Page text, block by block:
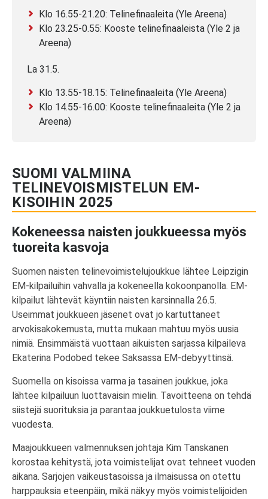
Klo 16.55-21.20: Telinefinaaleita (Yle Areena)
Klo 23.25-0.55: Kooste telinefinaaleista (Yle 2 ja
Areena)
La 31.5.
Klo 13.55-18.15: Telinefinaaleita (Yle Areena)
Klo 14.55-16.00: Kooste telinefinaaleita (Yle 2 ja
Areena)
SUOMI VALMIINA
TELINEVOISMISTELUN EM-
KISOIHIN 2025
Kokeneessa naisten joukkueessa myös
tuoreita kasvoja
Suomen naisten telinevoimistelujoukkue lähtee Leipzigin
EM-kilpailuihin vahvalla ja kokeneella kokoonpanolla. EM-
kilpailut lähtevät käyntiin naisten karsinnalla 26.5.
Useimmat joukkueen jäsenet ovat jo kartuttaneet
arvokisakokemusta, mutta mukaan mahtuu myös uusia
nimiä. Ensimmäistä vuottaan aikuisten sarjassa kilpaileva
Ekaterina Podobed tekee Saksassa EM-debyyttinsä.
Suomella on kisoissa varma ja tasainen joukkue, joka
lähtee kilpailuun luottavaisin mielin. Tavoitteena on tehdä
siistejä suorituksia ja parantaa joukkuetulosta viime
vuodesta.
Maajoukkueen valmennuksen johtaja Kim Tanskanen
korostaa kehitystä, jota voimistelijat ovat tehneet vuoden
aikana. Sarjojen vaikeustasoissa ja ilmaisussa on otettu
harppauksia eteenpäin, mikä näkyy myös voimistelijoiden